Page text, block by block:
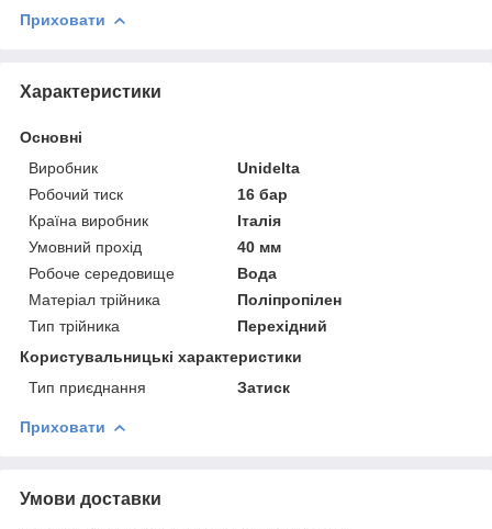
Приховати
Характеристики
Основні
Виробник
Unidelta
Робочий тиск
16 бар
Країна виробник
Італія
Умовний прохід
40 мм
Робоче середовище
Вода
Матеріал трійника
Поліпропілен
Тип трійника
Перехідний
Користувальницькі характеристики
Тип приєднання
Затиск
Приховати
Умови доставки